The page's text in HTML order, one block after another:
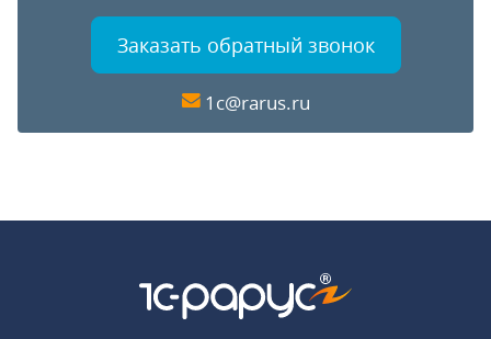
Заказать обратный звонок
1c@rarus.ru